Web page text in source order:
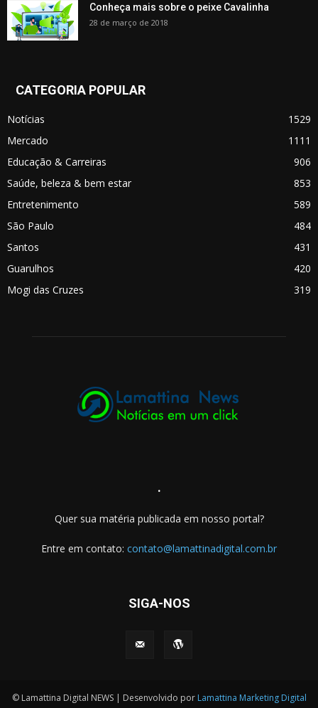
Conheça mais sobre o peixe Cavalinha
28 de março de 2018
CATEGORIA POPULAR
Notícias
1529
Mercado
1111
Educação & Carreiras
906
Saúde, beleza & bem estar
853
Entretenimento
589
São Paulo
484
Santos
431
Guarulhos
420
Mogi das Cruzes
319
.
Quer sua matéria publicada em nosso portal?
Entre em contato: contato@lamattinadigital.com.br
SIGA-NOS
© Lamattina Digital NEWS | Desenvolvido por Lamattina Marketing Digital